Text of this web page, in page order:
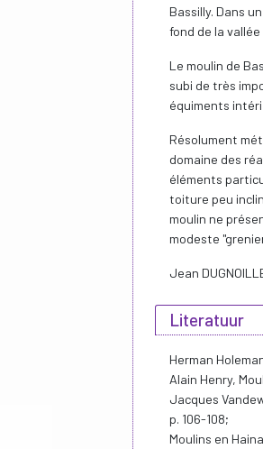
Bassilly. Dans
fond de la vallée
Le moulin de
subi de très
équiments
Résolument
domaine des
éléments
toiture peu
moulin ne
modeste
Jean
Literatuur
Herman
Alain Henry,
Jacques
p. 106-108;
Moulins en